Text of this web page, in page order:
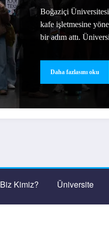
Boğaziçi
kafe işletmesine
bir adım attı.
Daha fazlasını oku
Biz Kimiz? Üniversite